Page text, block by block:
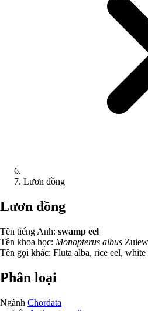
Lươn đồng
Lươn đồng
Tên tiếng Anh: swamp eel
Tên khoa học: Monopterus albus
Tên gọi khác: Fluta alba, rice eel,
Phân loại
Ngành Chordata